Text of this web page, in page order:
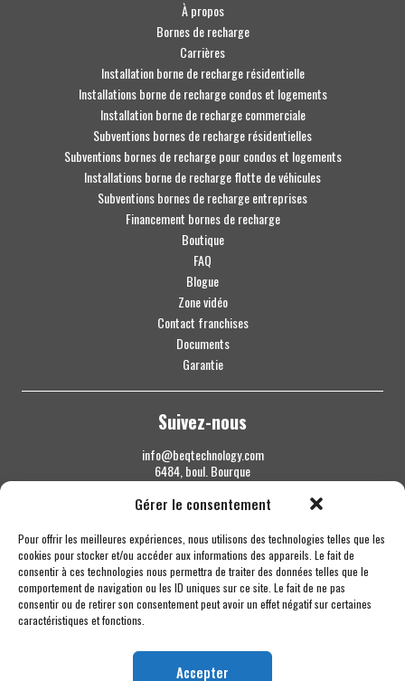
Gérer le consentement
Pour offrir les meilleures expériences, nous utilisons des technologies telles que les
cookies pour stocker et/ou accéder aux informations des appareils. Le fait de
consentir à ces technologies nous permettra de traiter des données telles que le
comportement de navigation ou les ID uniques sur ce site. Le fait de ne pas
consentir ou de retirer son consentement peut avoir un effet négatif sur certaines
caractéristiques et fonctions.
Accepter
À propos
Bornes de recharge
Carrières
Installation borne de recharge résidentielle
Installations borne de recharge condos et logements
Installation borne de recharge commerciale
Subventions bornes de recharge résidentielles
Subventions bornes de recharge pour condos et logements
Installations borne de recharge flotte de véhicules
Subventions bornes de recharge entreprises
Financement bornes de recharge
Boutique
FAQ
Blogue
Zone vidéo
Contact franchises
Documents
Garantie
Suivez-nous
info@beqtechnology.com
6484, boul. Bourque
Sherbrooke QC J1N 1H3
1 844 427-7800